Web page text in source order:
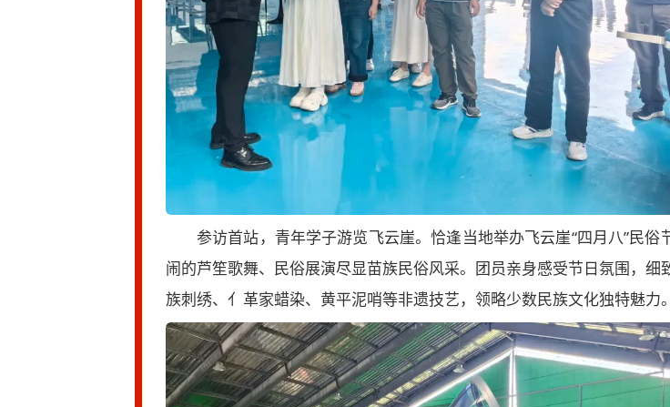
参访首站，青年学子游览飞云崖。恰逢当地举办飞云崖“四月八”民俗
闹的芦笙歌舞、民俗展演尽显苗族民俗风采。团员亲身感受节日氛围，细
族刺绣、亻革家蜡染、黄平泥哨等非遗技艺，领略少数民族文化独特魅力。